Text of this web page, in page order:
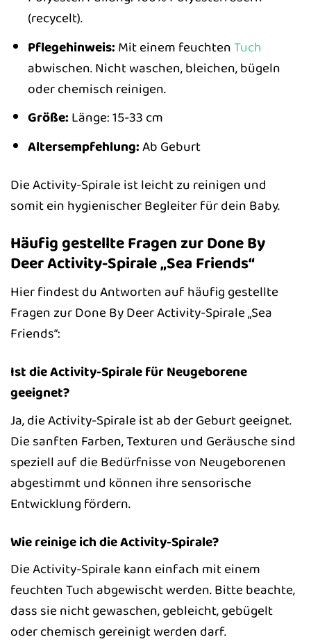
(recycelt).
Pflegehinweis: Mit einem feuchtenTuch
abwischen. Nicht waschen, bleichen, bügeln
oder chemisch reinigen.
Größe: Länge: 15-33 cm
Altersempfehlung:Ab Geburt
Die Activity-Spirale ist leicht zu reinigen und
somit ein hygienischer Begleiter für dein Baby.
Häufig gestellte Fragen zur Done By
Deer Activity-Spirale „Sea Friends“
Hier findest du Antworten auf häufig gestellte
Fragen zur Done By Deer Activity-Spirale „Sea
Friends“:
Ist die Activity-Spirale für Neugeborene
geeignet?
Ja, die Activity-Spirale ist ab der Geburt geeignet.
Die sanften Farben, Texturen und Geräusche sind
speziell auf die Bedürfnisse von Neugeborenen
abgestimmt und können ihre sensorische
Entwicklung fördern.
Wie reinige ich die Activity-Spirale?
Die Activity-Spirale kann einfach mit einem
feuchten Tuch abgewischt werden. Bitte beachte,
dass sie nicht gewaschen, gebleicht, gebügelt
oder chemisch gereinigt werden darf.